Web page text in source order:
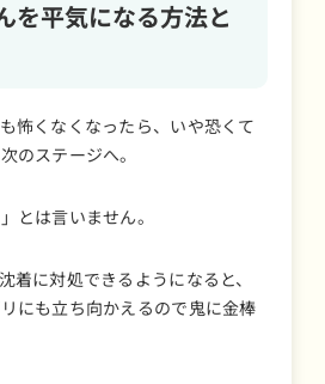
を平気になる方法と
怖くなくなったら、いや恐くて
のステージへ。
とは言いません。
着に対処できるようになると、
にも立ち向かえるので鬼に金棒